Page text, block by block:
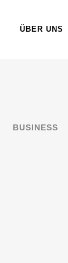
ÜBER UNS
BUSINESS